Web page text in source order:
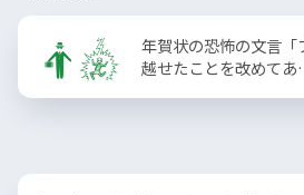
年賀状の恐怖の文言
越せたことを改めて